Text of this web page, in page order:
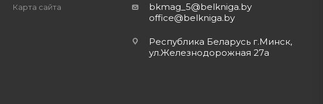
Карта сайта
bkmag_5@belkniga.by
office@belkniga.by
Республика Беларусь г.Минск,
ул.Железнодорожная 27а